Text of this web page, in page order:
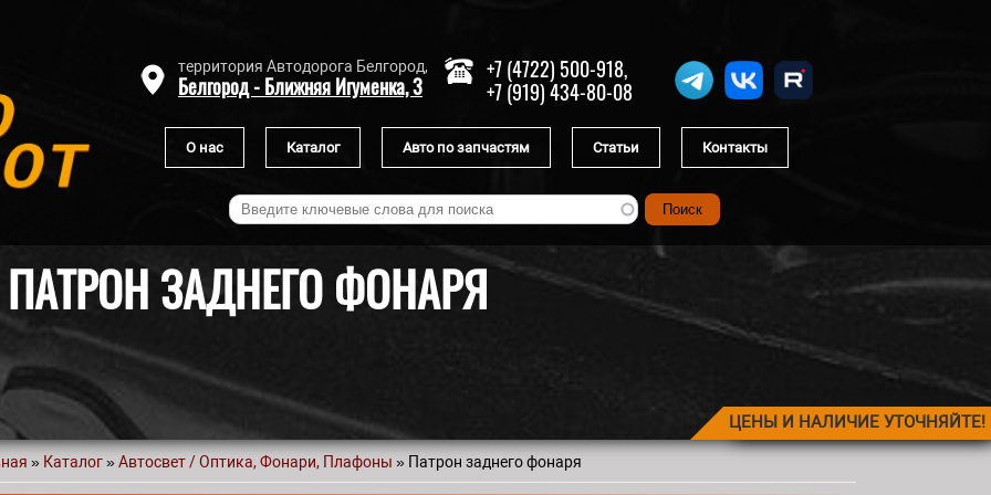
территория Автодорога Белгород,
Белгород - Ближняя Игуменка, 3
+7 (4722) 500-918,
+7 (919) 434-80-08
О нас Каталог Авто по запчастям Статьи Контакты
ПАТРОН ЗАДНЕГО ФОНАРЯ
ЦЕНЫ И НАЛИЧИЕ УТОЧНЯЙТЕ!
» Каталог»Автосвет / Оптика, Фонари, Плафоны » Патрон заднего фонаря